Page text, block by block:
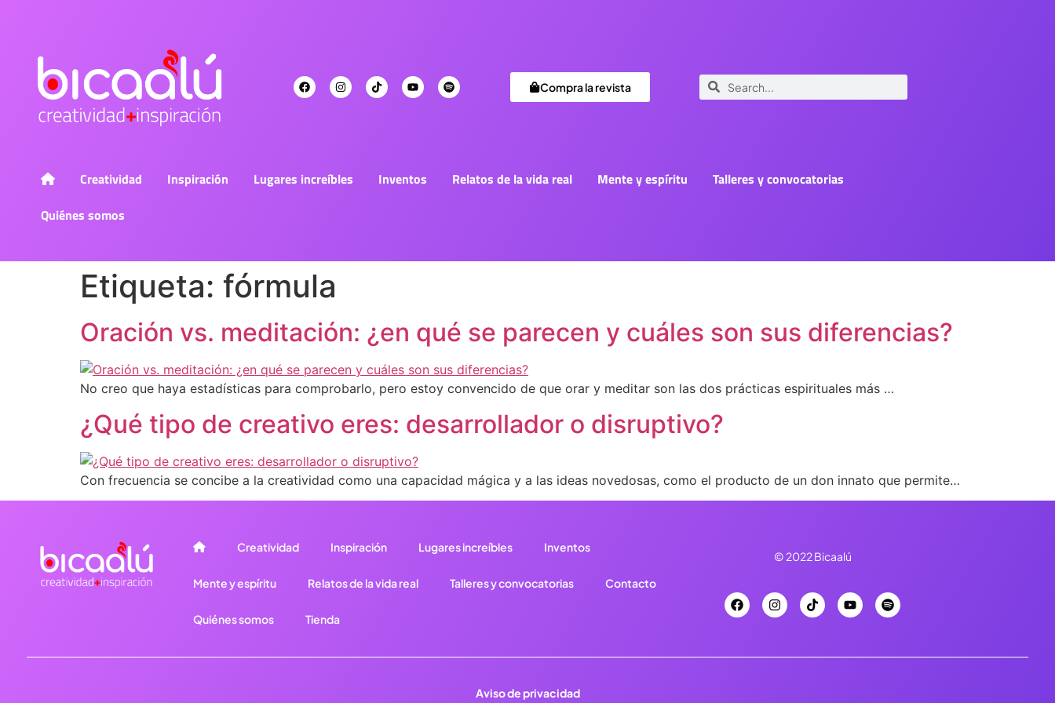
Compra la revista
Creatividad Inspiración Lugares increíbles Inventos Relatos de la vida real Mente y espíritu
Talleres y convocatorias
Quiénes somos
Etiqueta: fórmula
Oración vs. meditación: ¿en qué se parecen y cuáles son sus diferencias?
No creo que haya estadísticas para comprobarlo, pero estoy convencido de que orar y meditar son las dos prácticas espirituales más …
¿Qué tipo de creativo eres: desarrollador o disruptivo?
Con frecuencia se concibe a la creatividad como una capacidad mágica y a las ideas novedosas, como el producto de un don innato que permite…
Creatividad Inspiración Lugares increíbles Inventos
Mente y espíritu Relatos de la vida real Talleres y convocatorias Contacto
Quiénes somos Tienda
© 2022 Bicaalú
Aviso de privacidad